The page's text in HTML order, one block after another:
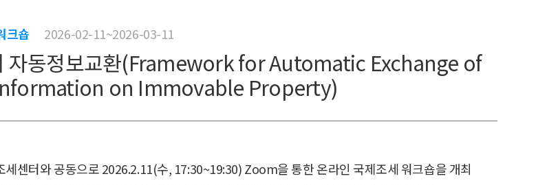
크숍 2026-02-11~2026-03-11
자동정보교환(Framework for Automatic Exchange of
on Immovable Property)
센터와 공동으로 2026.2.11(수, 17:30~19:30) Zoom을 통한 온라인 국제조세 워크숍을 개최